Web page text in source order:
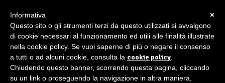
×
Informativa
Questo sito o gli strumenti terzi da questo utilizzati si avvalgono
di cookie necessari al funzionamento ed utili alle finalità illustrate
nella cookie policy. Se vuoi saperne di più o negare il consenso
a tutti o ad alcuni cookie, consulta la cookie policy
Chiudendo questo banner, scorrendo questa pagina, cliccando
su un link o proseguendo la navigazione in altra maniera,